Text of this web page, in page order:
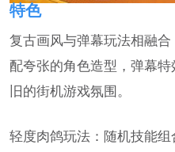
特色
复古画风与弹幕玩法相融
配夸张的角色造型，弹幕
旧的街机游戏氛围。
轻度肉鸽玩法：随机技能